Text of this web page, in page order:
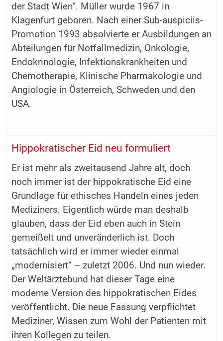
der Stadt Wien“. Müller wurde 1967 in
Klagenfurt geboren. Nach einer Sub-auspiciis-
Promotion 1993 absolvierte er Ausbildungen an
Abteilungen für Notfallmedizin, Onkologie,
Endokrinologie, Infektionskrankheiten und
Chemotherapie, Klinische Pharmakologie und
Angiologie in Österreich, Schweden und den
USA.
Hippokratischer Eid neu formuliert
Er ist mehr als zweitausend Jahre alt, doch
noch immer ist der hippokratische Eid eine
Grundlage für ethisches Handeln eines jeden
Mediziners. Eigentlich würde man deshalb
glauben, dass der Eid eben auch in Stein
gemeißelt und unveränderlich ist. Doch
tatsächlich wird er immer wieder einmal
„modernisiert“ – zuletzt 2006. Und nun wieder.
Der Weltärztebund hat dieser Tage eine
moderne Version des hippokratischen Eides
veröffentlicht. Die neue Fassung verpflichtet
Mediziner, Wissen zum Wohl der Patienten mit
ihren Kollegen zu teilen.